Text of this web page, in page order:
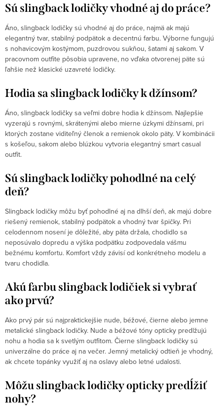
Sú slingback lodičky vhodné aj do práce?
Áno, slingback lodičky sú vhodné aj do práce, najmä ak majú
elegantný tvar, stabilný podpätok a decentnú farbu. Výborne fungujú
s nohavicovým kostýmom, puzdrovou sukňou, šatami aj sakom. V
pracovnom outfite pôsobia upravene, no vďaka otvorenej päte sú
ľahšie než klasické uzavreté lodičky.
Hodia sa slingback lodičky k džínsom?
Áno, slingback lodičky sa veľmi dobre hodia k džínsom. Najlepšie
vyzerajú s rovnými, skrátenými alebo mierne úzkymi džínsami, pri
ktorých zostane viditeľný členok a remienok okolo päty. V kombinácii
s košeľou, sakom alebo blúzkou vytvoria elegantný smart casual
outfit.
Sú slingback lodičky pohodlné na celý
deň?
Slingback lodičky môžu byť pohodlné aj na dlhší deň, ak majú dobre
riešený remienok, stabilný podpätok a vhodný tvar špičky. Pri
celodennom nosení je dôležité, aby päta držala, chodidlo sa
neposúvalo dopredu a výška podpätku zodpovedala vášmu
bežnému komfortu. Komfort vždy závisí od konkrétneho modelu a
tvaru chodidla.
Akú farbu slingback lodičiek si vybrať
ako prvú?
Ako prvý pár sú najpraktickejšie nude, béžové, čierne alebo jemne
metalické slingback lodičky. Nude a béžové tóny opticky predlžujú
nohu a hodia sa k svetlým outfitom. Čierne slingback lodičky sú
univerzálne do práce aj na večer. Jemný metalický odtieň je vhodný,
ak chcete topánky využiť aj na oslavy alebo letné udalosti.
Môžu slingback lodičky opticky predĺžiť
nohy?